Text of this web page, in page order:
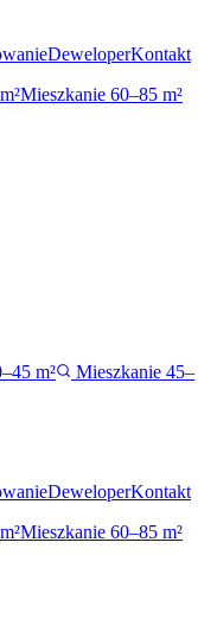
DeweloperKontakt
Mieszkanie 60–85 m²
m²
Mieszkanie 45–
DeweloperKontakt
Mieszkanie 60–85 m²